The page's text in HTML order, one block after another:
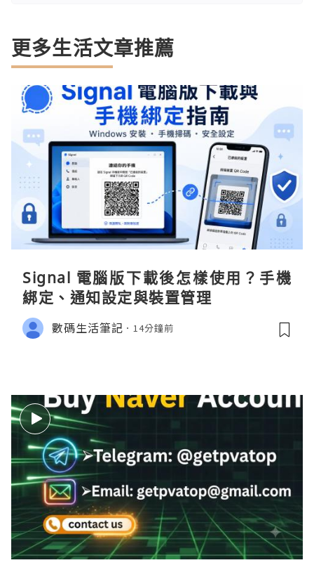
更多生活文章推薦
Signal 電腦版下載後怎樣使用？手機
綁定、通知設定與裝置管理
數碼生活筆記 14分鐘前